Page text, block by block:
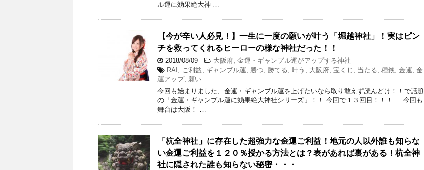
ル運に効果絶大神 …
【今が辛い人必見！】一生に一度の願いが叶う「堀越神社」！実はピン
チを救ってくれるヒーローの様な神社だった！！
2018/08/09 -大阪府, 金運・ギャンブル運がアップする神社
RAI , ご利益, ギャンブル運, 勝つ, 勝てる, 叶う , 大阪府, 宝くじ , 当たる, 種銭, 金運, 金
運アップ, 願い
今回も始まりました、金運・ギャンブル運を上げたいなら取り敢えず読んどけ！！で話題
の「金運・ギャンブル運に効果絶大神社シリーズ」！！ 今回で１３回目！！！ 今回も
舞台は大阪！ …
「杭全神社」に存在した超強力な金運ご利益！地元の人以外誰も知らな
い金運ご利益を１２０％授かる方法とは？表があれば裏がある！杭全神
社に隠された誰も知らない秘密・・・